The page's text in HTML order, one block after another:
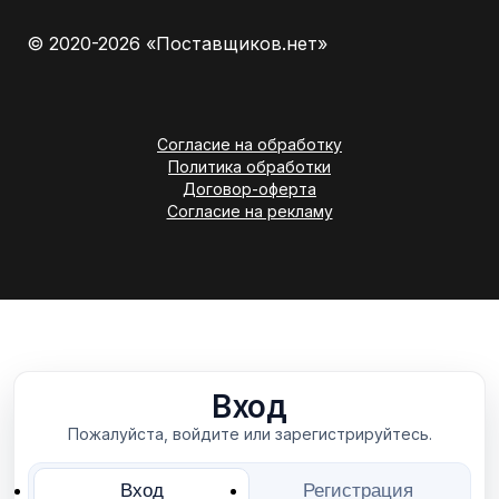
© 2020-2026 «Поставщиков.нет»
Согласие на обработку
Политика обработки
Договор-оферта
Согласие на рекламу
Вход
Пожалуйста, войдите или зарегистрируйтесь.
Вход Регистрация